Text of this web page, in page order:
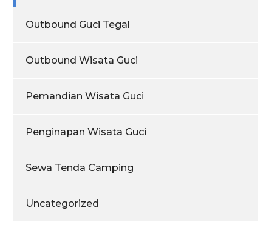
Outbound Guci Tegal
Outbound Wisata Guci
Pemandian Wisata Guci
Penginapan Wisata Guci
Sewa Tenda Camping
Uncategorized